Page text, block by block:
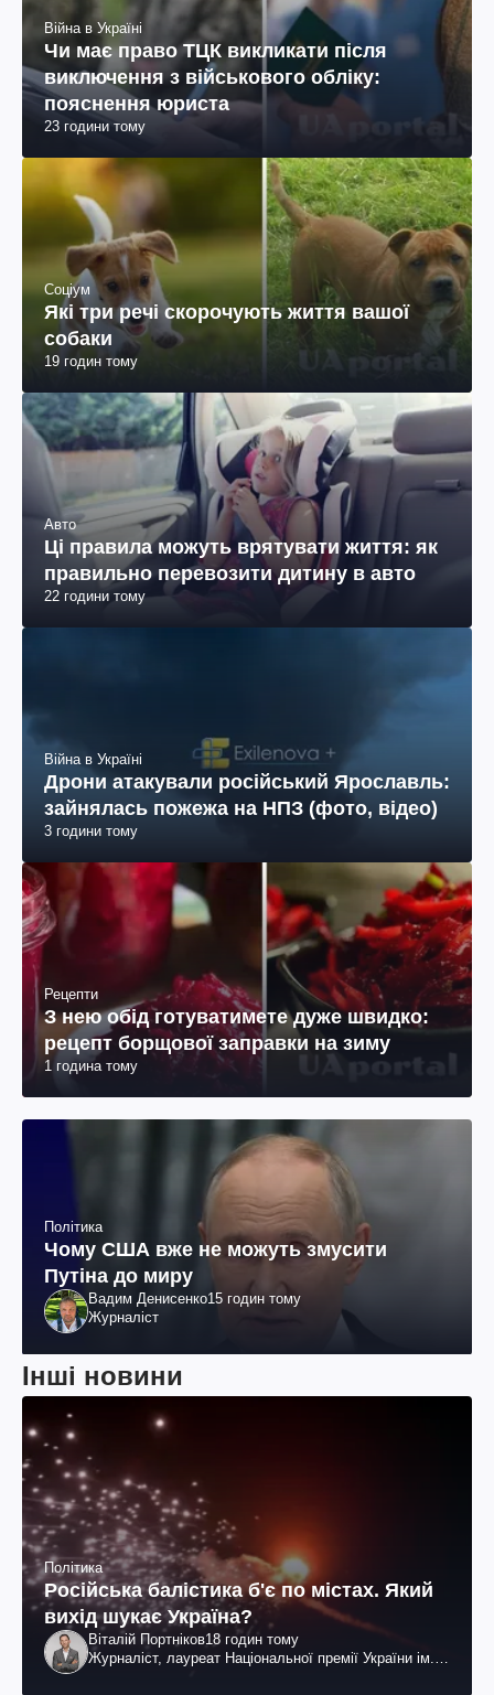
Війна в Україні
Чи має право ТЦК викликати після
виключення з військового обліку:
пояснення юриста
23 години тому
Соціум
Які три речі скорочують життя вашої
собаки
19 годин тому
Авто
Ці правила можуть врятувати життя: як
правильно перевозити дитину в авто
22 години тому
Війна в Україні
Дрони атакували російський Ярославль:
зайнялась пожежа на НПЗ (фото, відео)
3 години тому
Рецепти
З нею обід готуватимете дуже швидко:
рецепт борщової заправки на зиму
1 година тому
Політика
Чому США вже не можуть змусити
Путіна до миру
Вадим Денисенко15 годин тому
Журналіст
Інші новини
Політика
Російська балістика б'є по містах. Який
вихід шукає Україна?
Віталій Портніков18 годин тому
Журналіст, лауреат Національної премії України ім.